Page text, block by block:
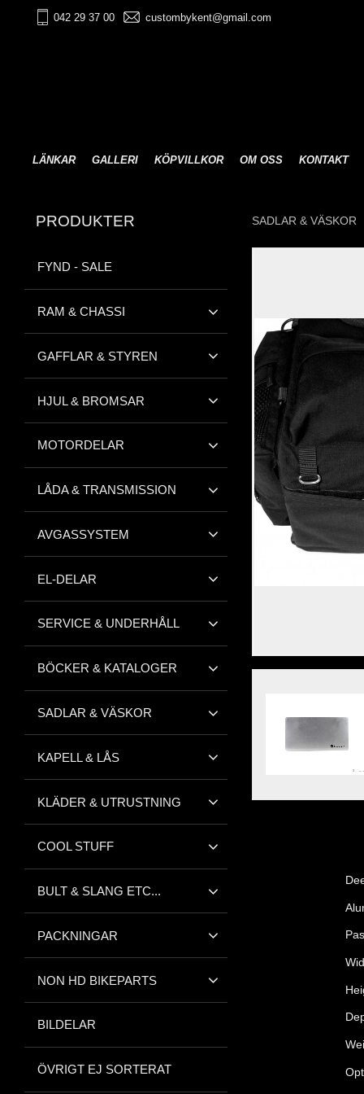
042 29 37 00 custombykent@gmail.com
LÄNKAR GALLERI KÖPVILLKOR OM OSS KONTAKT
SADLAR & VÄSKOR
PRODUKTER
FYND - SALE
RAM & CHASSI
GAFFLAR & STYREN
HJUL & BROMSAR
MOTORDELAR
LÅDA & TRANSMISSION
AVGASSYSTEM
EL-DELAR
SERVICE & UNDERHÅLL
BÖCKER & KATALOGER
SADLAR & VÄSKOR
KAPELL & LÅS
KLÄDER & UTRUSTNING
COOL STUFF
BULT & SLANG ETC...
PACKNINGAR
NON HD BIKEPARTS
BILDELAR
ÖVRIGT EJ SORTERAT